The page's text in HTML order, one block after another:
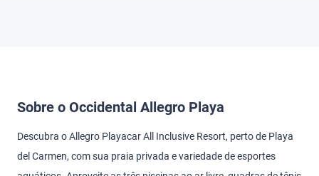
Sobre o Occidental Allegro Playa
Descubra o Allegro Playacar All Inclusive Resort, perto de Playa
del Carmen, com sua praia privada e variedade de esportes